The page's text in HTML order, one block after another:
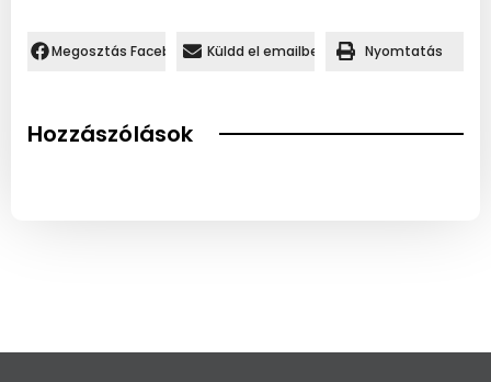
Megosztás Facebookon.Küldd el emailben Nyomtatás
Hozzászólások